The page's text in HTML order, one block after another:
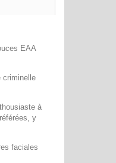
EAA
criminelle
à
y
faciales